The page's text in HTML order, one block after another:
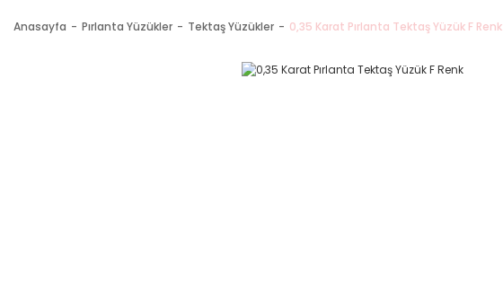
Anasayfa Pırlanta Yüzükler Tektaş Yüzükler 0,35 Karat Pırlanta Tektaş Yüzük F Renk